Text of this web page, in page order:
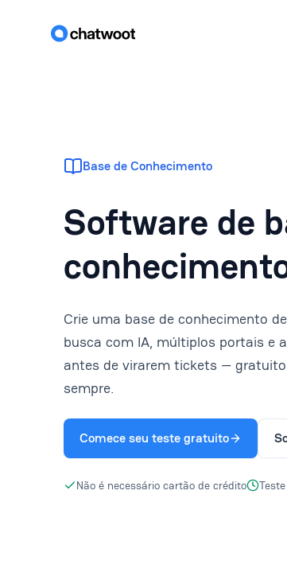
Base de Conhecimento
Software de
Crie uma base de conhecimento
busca com IA, múltiplos portais e
antes de virarem tickets —
sempre.
Comece seu teste gratuito
Não é necessário cartão de crédito